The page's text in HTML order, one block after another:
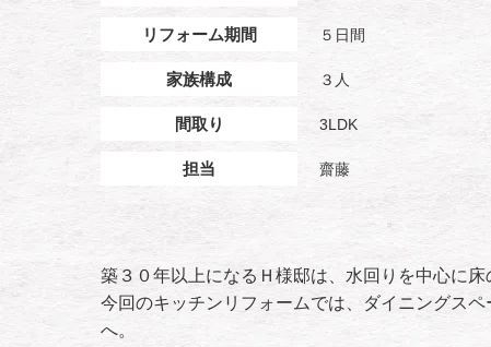
リフォーム期間 ５日間
家族構成 ３人
間取り 3LDK
担当 齋藤
築３０年以上になるＨ様邸は、水回りを中心に
今回のキッチンリフォームでは、ダイニングス
へ。